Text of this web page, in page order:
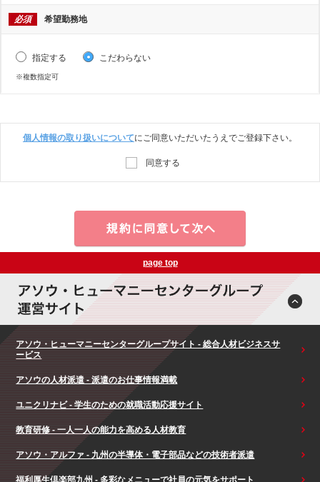
必須 希望勤務地
指定する こだわらない
※複数指定可
個人情報の取り扱いについてにご同意いただいたうえでご登録下さい。
同意する
page top
アソウ・ヒューマニーセンターグループサイト - 総合人材ビジネスサ
ービス
アソウの人材派遣 - 派遣のお仕事情報満載
ユニクリナビ - 学生のための就職活動応援サイト
教育研修 - 一人一人の能力を高める人材教育
アソウ・アルファ - 九州の半導体・電子部品などの技術者派遣
福利厚生倶楽部九州 - 多彩なメニューで社員の元気をサポート